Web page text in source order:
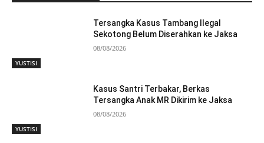
YUSTISI
Tersangka Kasus Tambang Ilegal
Sekotong Belum Diserahkan ke Jaksa
08/08/2026
YUSTISI
Kasus Santri Terbakar, Berkas
Tersangka Anak MR Dikirim ke Jaksa
08/08/2026